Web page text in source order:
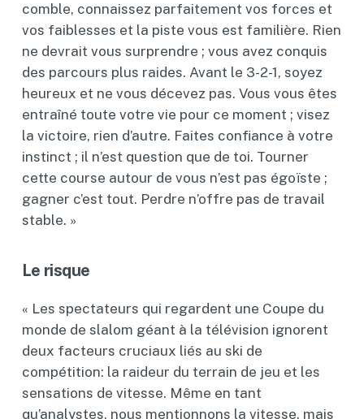
comble, connaissez parfaitement vos forces et
vos faiblesses et la piste vous est familière. Rien
ne devrait vous surprendre ; vous avez conquis
des parcours plus raides. Avant le 3-2-1, soyez
heureux et ne vous décevez pas. Vous vous êtes
entraîné toute votre vie pour ce moment ; visez
la victoire, rien d’autre. Faites confiance à votre
instinct ; il n’est question que de toi. Tourner
cette course autour de vous n’est pas égoïste ;
gagner c’est tout. Perdre n’offre pas de travail
stable. »
Le risque
« Les spectateurs qui regardent une Coupe du
monde de slalom géant à la télévision ignorent
deux facteurs cruciaux liés au ski de
compétition: la raideur du terrain de jeu et les
sensations de vitesse. Même en tant
qu’analystes, nous mentionnons la vitesse, mais